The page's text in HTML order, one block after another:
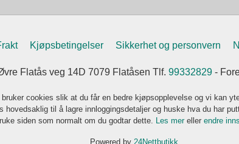
Kjøpsbetingelser Sikkerhet og personvern
Flatås veg 14D 7079 Flatåsen Tlf. 99332829-
cookies slik at du får en bedre kjøpsopplevelse og vi kan
hovedsaklig til å lagre innloggingsdetaljer og huske hva du har
siden som normalt om du godtar dette.
Les mer eller endre
Powered by 24Nettbutikk